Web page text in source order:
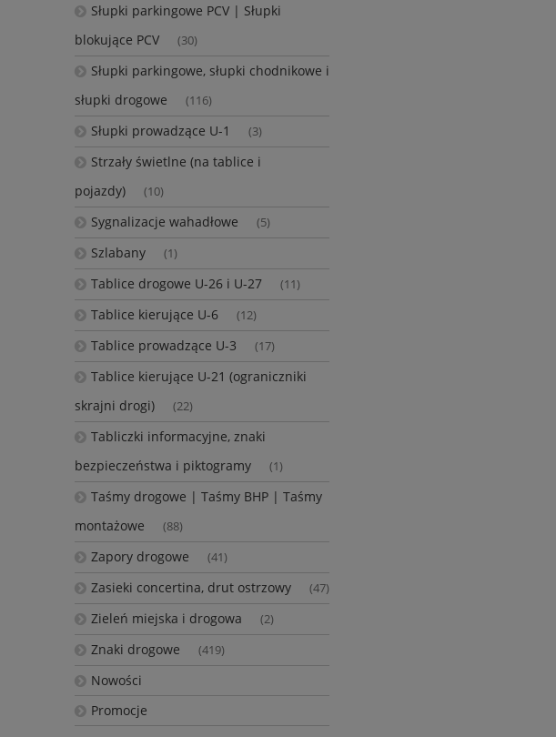
Słupki parkingowe PCV | Słupki
blokujące PCV
(30)
Słupki parkingowe, słupki chodnikowe i
słupki drogowe
(116)
Słupki prowadzące U-1 (3)
Strzały świetlne (na tablice i
pojazdy)
(10)
Sygnalizacje wahadłowe (5)
Szlabany (1)
Tablice drogowe U-26 i U-27 (11)
Tablice kierujące U-6 (12)
Tablice prowadzące U-3 (17)
Tablice kierujące U-21 (ograniczniki
skrajni drogi)
(22)
Tabliczki informacyjne, znaki
bezpieczeństwa i piktogramy
(1)
Taśmy drogowe | Taśmy BHP | Taśmy
montażowe
(88)
Zapory drogowe (41)
Zasieki concertina, drut ostrzowy (47)
Zieleń miejska i drogowa (2)
Znaki drogowe (419)
Nowości
Promocje